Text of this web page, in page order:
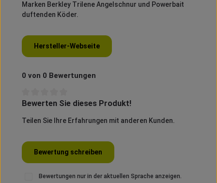
Marken Berkley TrileneAngelschnur und Powerbait
duftenden Köder.
Hersteller-Webseite
0 von 0 Bewertungen
Durchschnittliche Bewertung von 0 von 5 Sternen
Bewerten Sie dieses Produkt!
Teilen Sie Ihre Erfahrungen mit anderen Kunden.
Bewertung schreiben
Bewertungen nur in der aktuellen Sprache anzeigen.